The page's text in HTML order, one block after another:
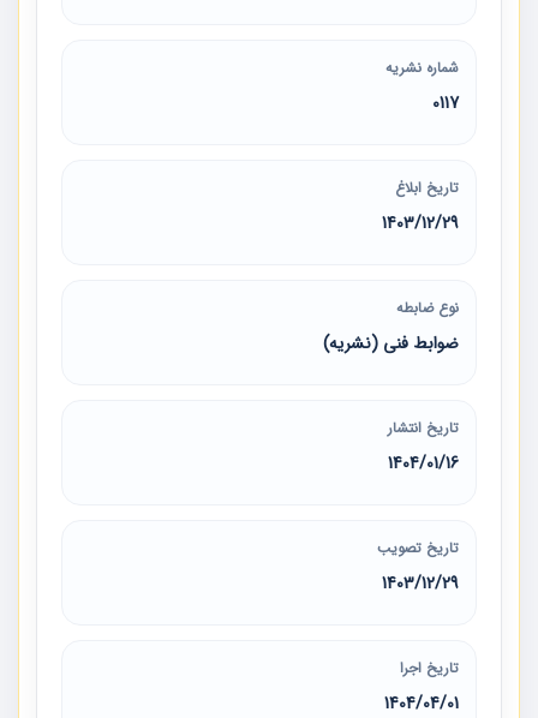
شماره نشریه
0117
تاریخ ابلاغ
1403/12/29
نوع ضابطه
ضوابط فنی (نشریه)
تاریخ انتشار
1404/01/16
تاریخ تصویب
1403/12/29
تاریخ اجرا
1404/04/01